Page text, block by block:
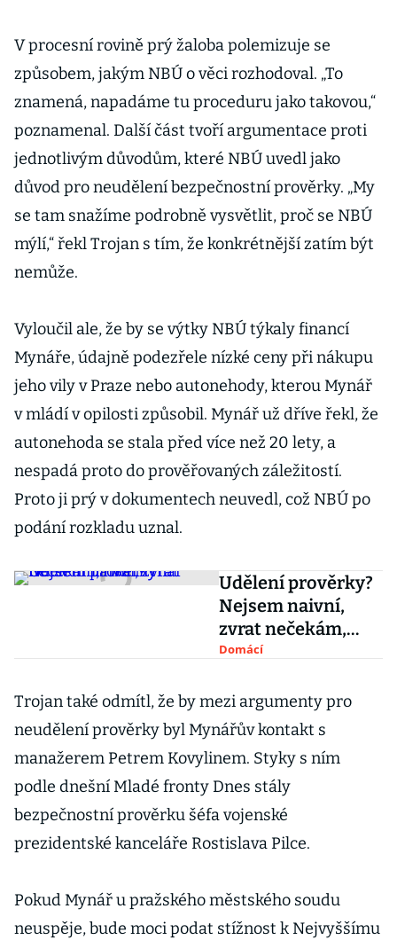
V procesní rovině prý žaloba polemizuje se
způsobem, jakým NBÚ o věci rozhodoval. „To
znamená, napadáme tu proceduru jako takovou,“
poznamenal. Další část tvoří argumentace proti
jednotlivým důvodům, které NBÚ uvedl jako
důvod pro neudělení bezpečnostní prověrky. „My
se tam snažíme podrobně vysvětlit, proč se NBÚ
mýlí,“ řekl Trojan s tím, že konkrétnější zatím být
nemůže.
Vyloučil ale, že by se výtky NBÚ týkaly financí
Mynáře, údajně podezřele nízké ceny při nákupu
jeho vily v Praze nebo autonehody, kterou Mynář
v mládí v opilosti způsobil. Mynář už dříve řekl, že
autonehoda se stala před více než 20 lety, a
nespadá proto do prověřovaných záležitostí.
Proto ji prý v dokumentech neuvedl, což NBÚ po
podání rozkladu uznal.
Udělení prověrky?
Nejsem naivní,
zvrat nečekám,
říká Mynář
Domácí
Trojan také odmítl, že by mezi argumenty pro
neudělení prověrky byl Mynářův kontakt s
manažerem Petrem Kovylinem. Styky s ním
podle dnešní Mladé fronty Dnes stály
bezpečnostní prověrku šéfa vojenské
prezidentské kanceláře Rostislava Pilce.
Pokud Mynář u pražského městského soudu
neuspěje, bude moci podat stížnost k Nejvyššímu